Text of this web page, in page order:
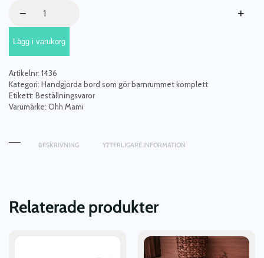
grå
moln,
bord
till
barnrummet
mängd
− +
Lägg i varukorg
Artikelnr: 1436
Kategori: Handgjorda bord som gör barnrummet komplett
Etikett: Beställningsvaror
Varumärke: Ohh Mami
BESKRIVNING YTTERLIGARE INFORMATION
Relaterade produkter